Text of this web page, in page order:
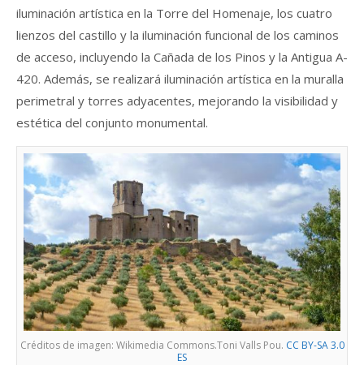
iluminación artística en la Torre del Homenaje, los cuatro
lienzos del castillo y la iluminación funcional de los caminos
de acceso, incluyendo la Cañada de los Pinos y la Antigua A-
420. Además, se realizará iluminación artística en la muralla
perimetral y torres adyacentes, mejorando la visibilidad y
estética del conjunto monumental.
Créditos de imagen: Wikimedia Commons.Toni Valls Pou. CC BY-SA 3.0
ES